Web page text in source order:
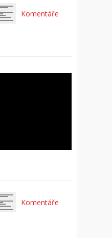
Komentáře
Komentáře